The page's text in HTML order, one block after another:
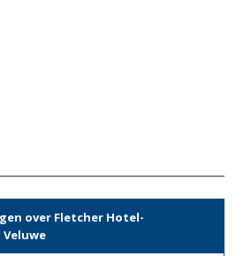
over Fletcher Hotel-